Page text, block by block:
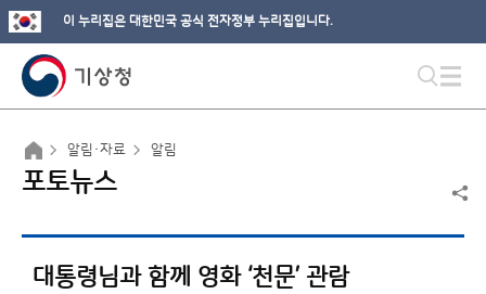
이 누리집은 대한민국 공식 전자정부 누리집입니다.
알림·자료 알림
포토뉴스
대통령님과 함께 영화 ‘천문’ 관람